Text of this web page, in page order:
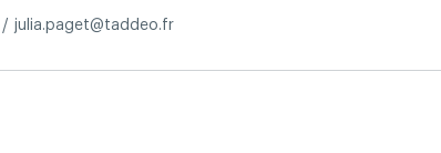
julia.paget@taddeo.fr